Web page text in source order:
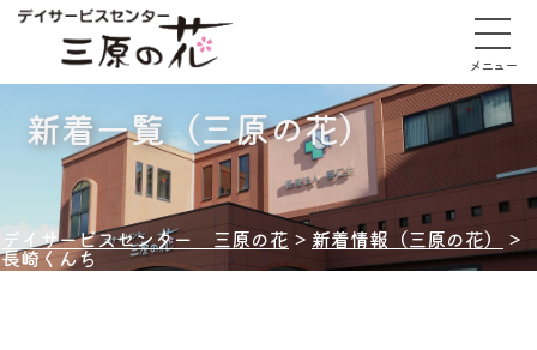
メニュー
新着一覧（三原の花）
デイサービスセンター 三原の花 > 新着情報（三原の花） >
長崎くんち